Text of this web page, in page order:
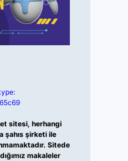
sitesi, herhangi
şahıs şirketi ile
Sitede
makaleler